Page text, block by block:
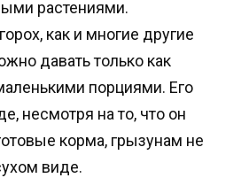
растениями.
как и многие другие
давать только как
порциями. Его
несмотря на то, что он
корма, грызунам не
виде.